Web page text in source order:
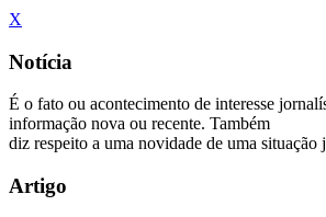
X
Notícia
É o fato ou acontecimento de interesse
informação nova ou recente. Também
diz respeito a uma novidade de uma situação
Artigo